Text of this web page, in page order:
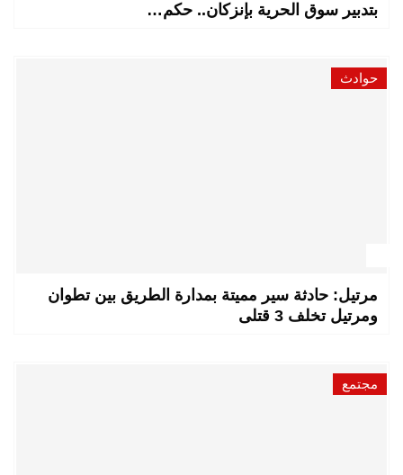
بتدبير سوق الحرية بإنزكان.. حكم…
حوادث
مرتيل: حادثة سير مميتة بمدارة الطريق بين تطوان
ومرتيل تخلف 3 قتلى
مجتمع